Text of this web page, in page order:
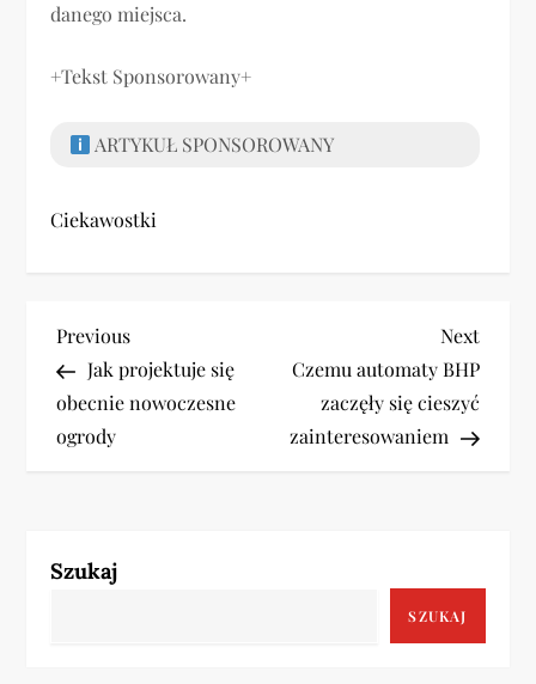
danego miejsca.
+Tekst Sponsorowany+
ARTYKUŁ SPONSOROWANY
Ciekawostki
N
a
w
g
Previous
Post
Previous
Jak projektuje się
obecnie nowoczesne
ogrody
Next
Post
Next
Czemu automaty BHP
zaczęły się cieszyć
zainteresowaniem
Szukaj
SZUKAJ